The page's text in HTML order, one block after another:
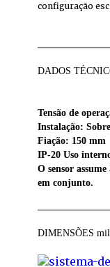
configuração
DADOS
Tensão de
Instalação:
Fiação: 150 mm
IP-20 Uso
O sensor
em conjunto.
DIMENSÕES